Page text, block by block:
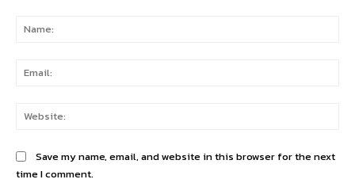
Save my name, email, and website in this browser for the next
time I comment.